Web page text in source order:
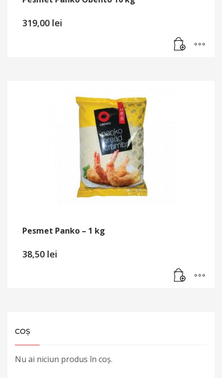
319,00 lei
Pesmet Panko – 1 kg
38,50 lei
COȘ
Nu ai niciun produs în coș.